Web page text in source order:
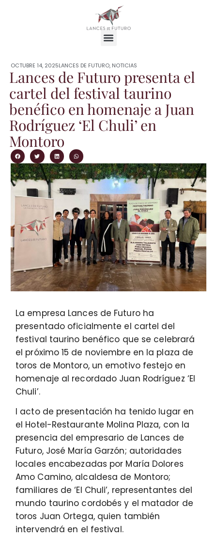
OCTUBRE 14, 2025LANCES DE FUTURO, NOTICIAS
Lances de Futuro presenta el
cartel del festival taurino
benéfico en homenaje a Juan
Rodríguez ‘El Chuli’ en
Montoro
La empresa Lances de Futuro ha
presentado oficialmente el cartel del
festival taurino benéfico que se celebrará
el próximo 15 de noviembre en la plaza de
toros de Montoro, un emotivo festejo en
homenaje al recordado Juan Rodríguez ‘El
Chuli’.
l acto de presentación ha tenido lugar en
el Hotel-Restaurante Molina Plaza, con la
presencia del empresario de Lances de
Futuro, José María Garzón; autoridades
locales encabezadas por María Dolores
Amo Camino, alcaldesa de Montoro;
familiares de ‘El Chuli’, representantes del
mundo taurino cordobés y el matador de
toros Juan Ortega, quien también
intervendrá en el festival.